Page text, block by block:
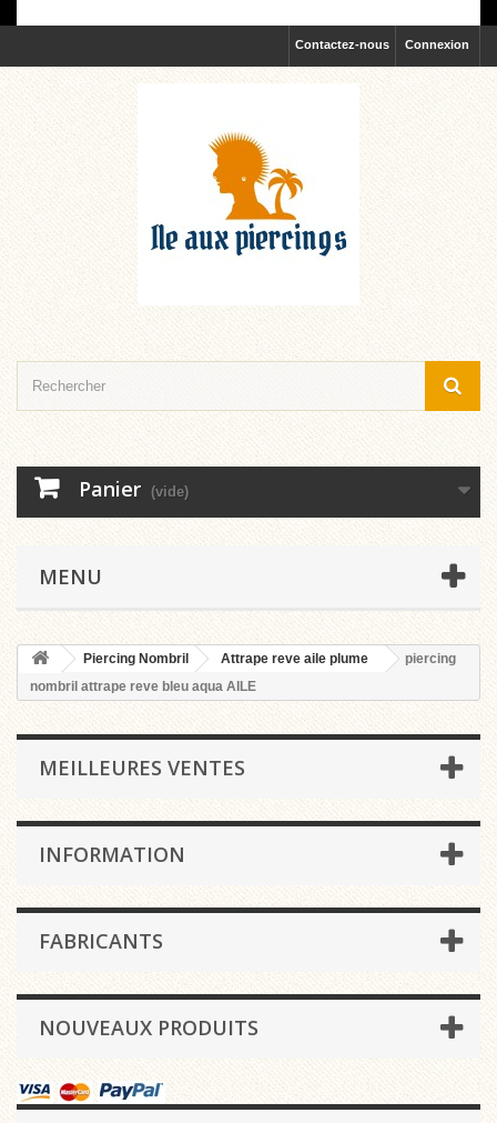
Connexion
Contactez-nous
Panier (vide)
MENU
Piercing Nombril Attrape reve aile plume
piercing
nombril attrape reve bleu aqua AILE
MEILLEURES VENTES
INFORMATION
FABRICANTS
NOUVEAUX PRODUITS